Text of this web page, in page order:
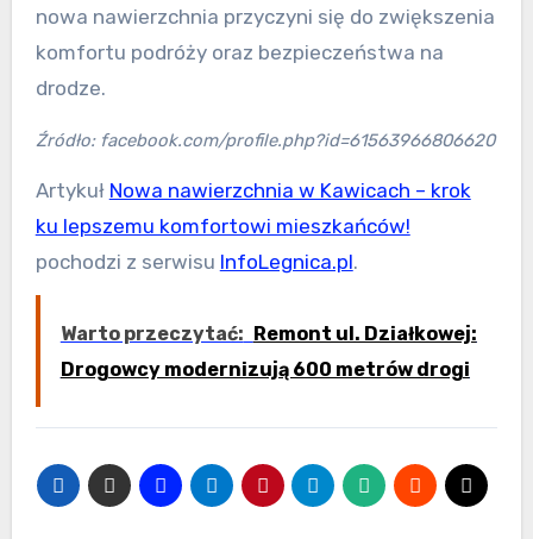
nowa nawierzchnia przyczyni się do zwiększenia
komfortu podróży oraz bezpieczeństwa na
drodze.
Źródło: facebook.com/profile.php?id=61563966806620
Artykuł Nowa nawierzchnia w Kawicach – krok
ku lepszemu komfortowi mieszkańców!
pochodzi z serwisu InfoLegnica.pl.
Warto przeczytać: Remont ul. Działkowej:
Drogowcy modernizują 600 metrów drogi